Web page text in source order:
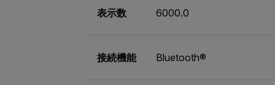
表示数 6000.0
接続機能 Bluetooth®